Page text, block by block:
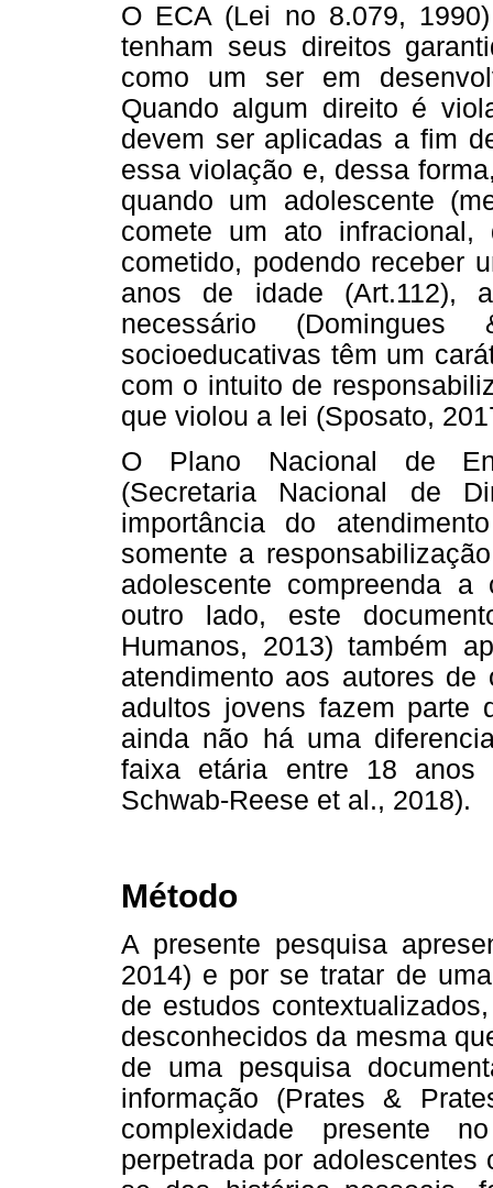
O ECA (Lei no 8.079,
tenham seus direitos
como um ser em
Quando algum direito é
devem ser aplicadas a fim
essa violação e, dessa
quando um adolescente
comete um ato infracional,
cometido, podendo receber
anos de idade (Art.112),
necessário
socioeducativas têm um
com o intuito de
que violou a lei (Sposato,
O Plano Nacional de
(Secretaria Nacional de
importância do
somente a
adolescente compreenda
outro lado, este
Humanos, 2013) também
atendimento aos autores
adultos jovens fazem parte
ainda não há uma
faixa etária entre 18
Schwab-Reese et al., 2018).
Método
A presente pesquisa
2014) e por se tratar de
de estudos
desconhecidos da mesma
de uma pesquisa
informação (Prates &
complexidade presente
perpetrada por